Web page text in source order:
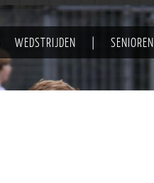
WEDSTRIJDEN SENIOREN